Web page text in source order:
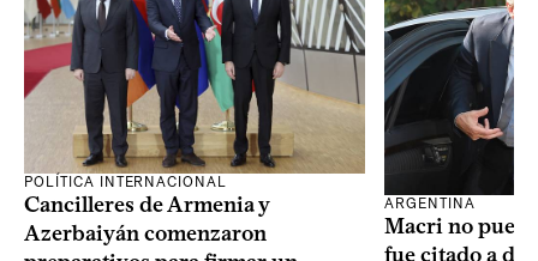
POLÍTICA INTERNACIONAL
Cancilleres de Armenia y
Azerbaiyán comenzaron
ARGENTINA
Macri no
fue citado a